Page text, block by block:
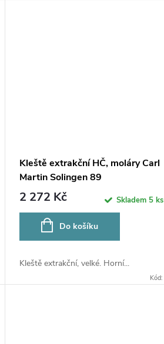
Kleště extrakční HČ, moláry Carl
Martin Solingen 89
2 272 Kč Skladem 5 ks
Do košíku
Kleště extrakční, velké. Horní...
Kód: